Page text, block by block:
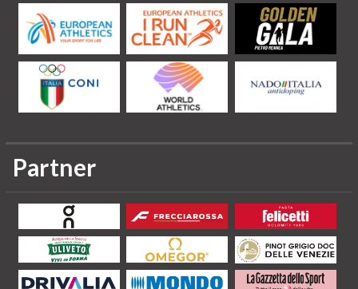
Partner